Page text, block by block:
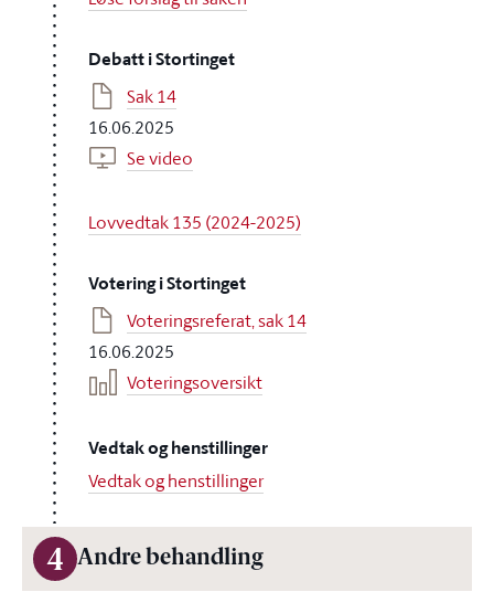
Debatt i Stortinget
Sak 14
16.06.2025
Se video
Lovvedtak 135 (2024-2025)
Votering i Stortinget
Voteringsreferat, sak 14
16.06.2025
Voteringsoversikt
Vedtak og henstillinger
Vedtak og henstillinger
4 Andre behandling